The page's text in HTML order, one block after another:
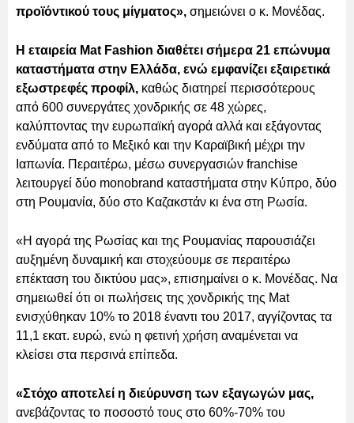
προϊόντικού τους μίγματος», σημειώνει ο κ. Μονέδας.
Η εταιρεία Mat Fashion διαθέτει σήμερα 21 επώνυμα
καταστήματα στην Ελλάδα, ενώ εμφανίζει εξαιρετικά
εξωστρεφές προφίλ, καθώς διατηρεί περισσότερους
από 600 συνεργάτες χονδρικής σε 48 χώρες,
καλύπτοντας την ευρωπαϊκή αγορά αλλά και εξάγοντας
ενδύματα από το Μεξικό και την Καραϊβική μέχρι την
Ιαπωνία. Περαιτέρω, μέσω συνεργασιών franchise
λειτουργεί δύο monobrand καταστήματα στην Κύπρο, δύο
στη Ρουμανία, δύο στο Καζακστάν κι ένα στη Ρωσία.
«Η αγορά της Ρωσίας και της Ρουμανίας παρουσιάζει
αυξημένη δυναμική και στοχεύουμε σε περαιτέρω
επέκταση του δικτύου μας», επισημαίνει ο κ. Μονέδας. Να
σημειωθεί ότι οι πωλήσεις της χονδρικής της Mat
ενισχύθηκαν 10% το 2018 έναντι του 2017, αγγίζοντας τα
11,1 εκατ. ευρώ, ενώ η φετινή χρήση αναμένεται να
κλείσει στα περσινά επίπεδα.
«Στόχο αποτελεί η διεύρυνση των εξαγωγών μας,
ανεβάζοντας το ποσοστό τους στο 60%-70% του